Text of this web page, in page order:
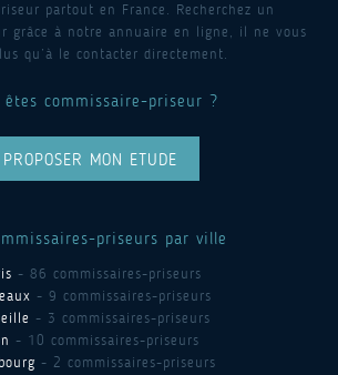
partout en France. Recherchez un
grâce à notre annuaire en ligne, il ne vous
qu’à le contacter directement.
êtes commissaire-priseur ?
PROPOSER MON ETUDE
priseurs par ville
- 86 commissaires-priseurs
- 9 commissaires-priseurs
- 3 commissaires-priseurs
- 10 commissaires-priseurs
- 2 commissaires-priseurs